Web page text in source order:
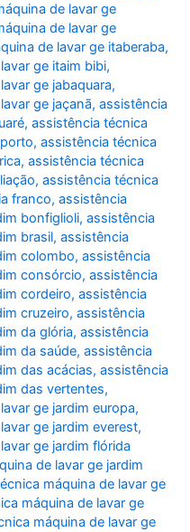
de lavar ge
de lavar ge
de lavar ge itaberaba,
ge itaim bibi,
ge jabaquara,
ge jaçanã,assistência
,assistência técnica
,assistência técnica
,assistência técnica
,assistência técnica
franco,assistência
bonfiglioli,assistência
brasil,assistência
colombo,assistência
consórcio,assistência
cordeiro,assistência
cruzeiro,assistência
da glória,assistência
da saúde,assistência
das acácias,assistência
das vertentes,
ge jardim europa,
ge jardim everest,
ge jardim flórida
de lavar ge jardim
máquina de lavar ge
máquina de lavar ge
máquina de lavar ge